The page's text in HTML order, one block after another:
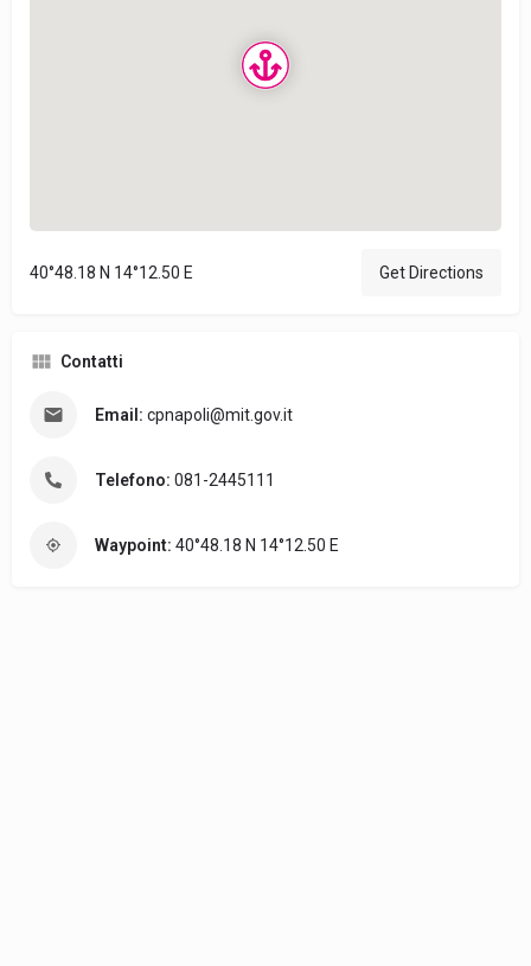
40°48.18 N 14°12.50 E Get Directions
Contatti
Email: cpnapoli@mit.gov.it
Telefono: 081-2445111
Waypoint: 40°48.18 N 14°12.50 E